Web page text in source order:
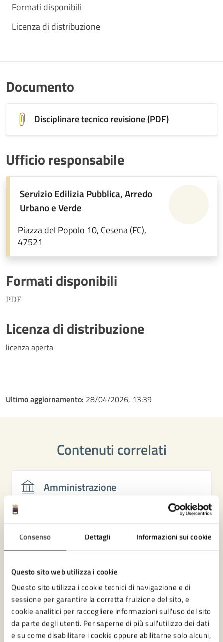
Consenso Dettagli Informazioni sui cookie
Questo sito web utilizza i cookie
Questo sito utilizza i cookie tecnici di navigazione e di
sessione per garantire la corretta fruizione del sito, e
cookie analitici per raccogliere informazioni sull'uso del sito
da parte degli utenti. Per saperne di più sull'utilizzo dei dati
e su come disabilitare i cookie oppure abilitarne solo alcuni,
Formati disponibili
Licenza di distribuzione
Documento
Disciplinare tecnico revisione (PDF)
Ufficio responsabile
Servizio Edilizia Pubblica, Arredo
Urbano e Verde
Piazza del Popolo 10, Cesena (FC),
47521
Formati disponibili
PDF
Licenza di distribuzione
licenza aperta
Ultimo aggiornamento: 28/04/2026, 13:39
Contenuti correlati
Amministrazione
Ufficio di Piano Associato
Settore Lavori Pubblici
Vedi altri 1